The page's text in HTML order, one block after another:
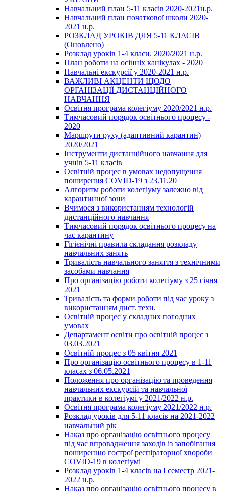
Навчальний план 5-11 класів 2020-2021н.р.
Навчальний план початкової школи 2020-
2021 н.р.
РОЗКЛАД УРОКІВ ДЛЯ 5-11 КЛАСІВ
(Оновлено)
Розклад уроків 1-4 класи. 2020/2021 н.р.
План роботи на осінніх канікулах - 2020
Навчальні екскурсії у 2020-2021 н.р.
ВАЖЛИВІ АКЦЕНТИ ЩОДО
ОРГАНІЗАЦІЇ ДИСТАНЦІЙНОГО
НАВЧАННЯ
Освітня програма колегіуму 2020/2021 н.р.
Тимчасовий порядок освітнього процесу -
2020
Маршрути руху (адаптивний карантин)
2020/2021
Інструменти дистанційного навчання для
учнів 5-11 класів
Освітній процес в умовах недопущення
поширення COVID-19 з 23.11.20
Алгоритм роботи колегіуму залежно від
карантинної зони
Вчимося з використанням технологій
дистанційного навчання
Тимчасовий порядок освітнього процесу на
час карантину
Гігієнічні правила складання розкладу
навчальних занять
Тривалість навчального заняття з технічними
засобами навчання
Про організацію роботи колегіуму з 25 січня
2021
Тривалість та форми роботи під час уроку з
використанням дист. техн.
Освітній процес у складних погодних
умовах
Департамент освіти про освітній процес з
03.03.2021
Освітній процес з 05 квітня 2021
Про організацію освітнього процесу в 1-11
класах з 06.05.2021
Положення про організацію та проведення
навчальних екскурсій та навчальної
практики в колегіумі у 2021/2022 н.р.
Освітня програма колегіуму 2021/2022 н.р.
Розклад уроків для 5-11 класів на 2021-2022
навчальний рік
Наказ про організацію освітнього процесу
під час впровадження заходів із запобігання
поширенню гострої респіраторної хвороби
COVID-19 в колегіумі
Розклад уроків 1-4 класів на І семестр 2021-
2022 н.р.
Наказ про організацію освітнього процесу в